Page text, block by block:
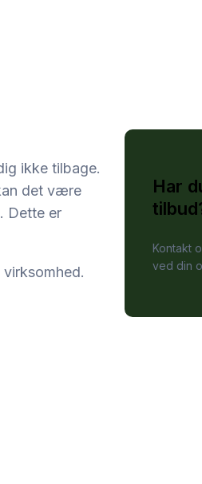
ikke tilbage.
det være
Dette er
Har
Kontakt
ved din